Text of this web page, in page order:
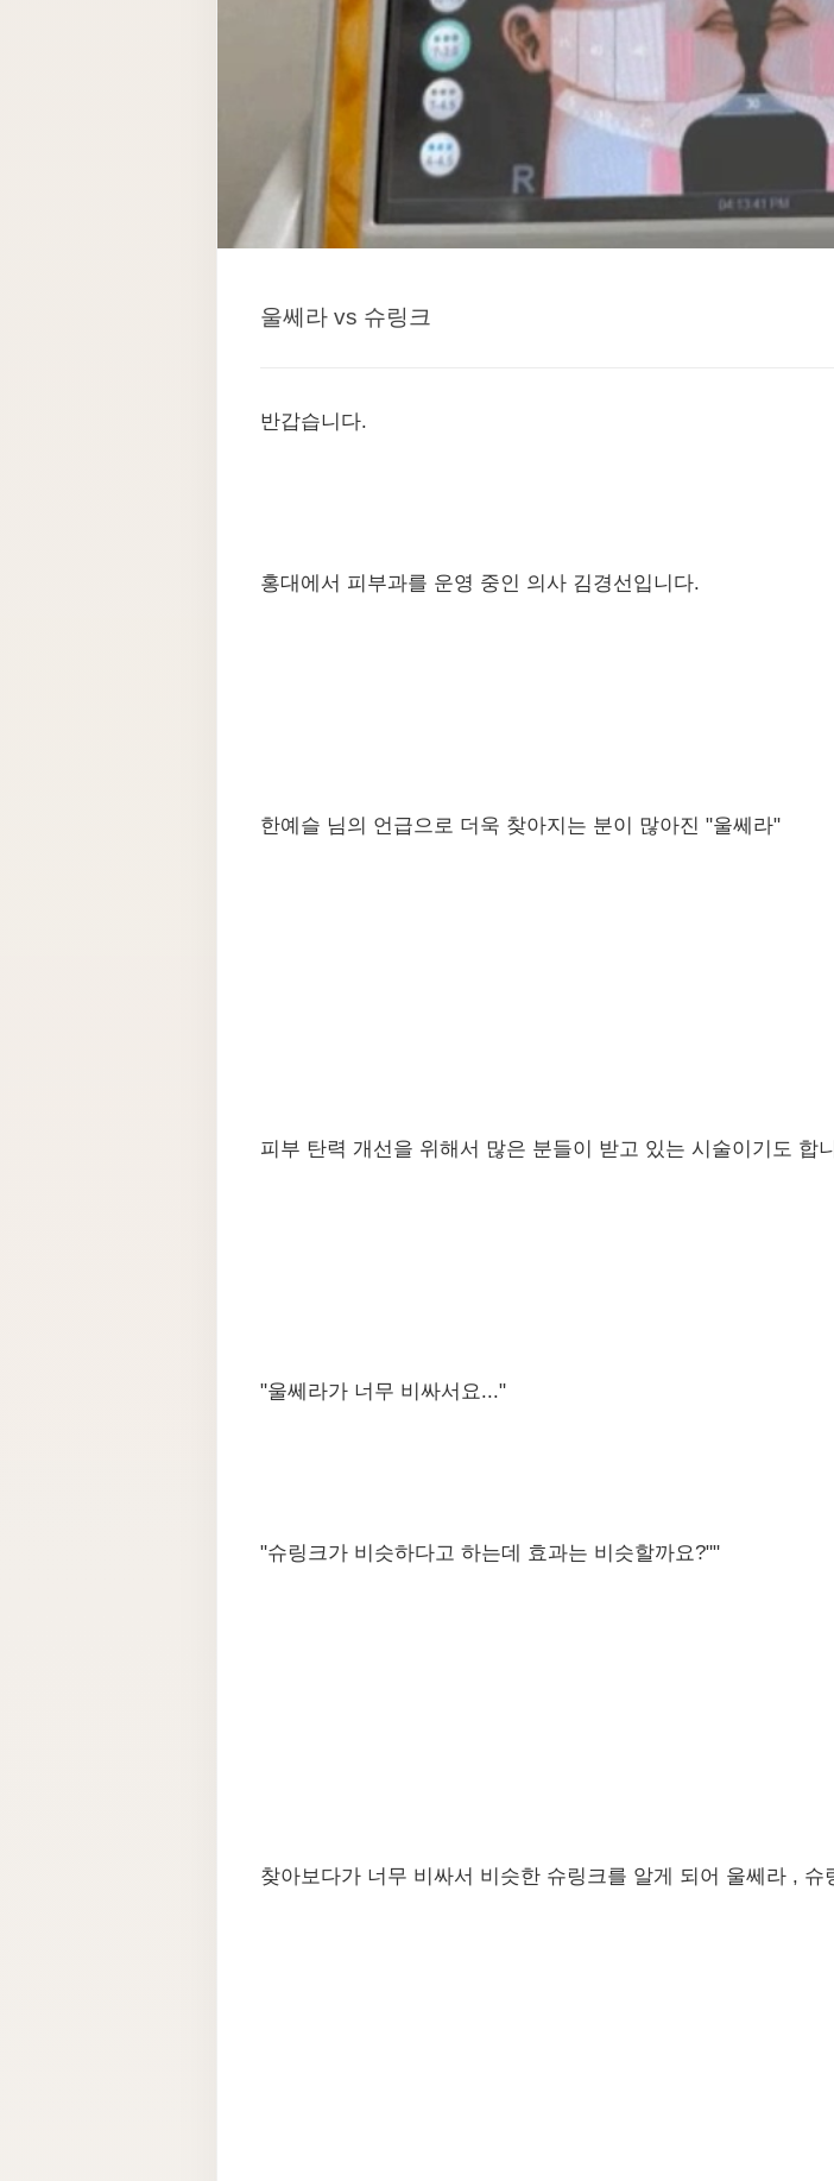
울쎄라 vs 슈링크
반갑습니다.
홍대에서 피부과를 운영 중인 의사 김경선입니다.
한예슬 님의 언급으로 더욱 찾아지는 분이 많아진 "울쎄라"
피부 탄력 개선을 위해서 많은 분들이 받고 있는 시술이기도 합
"울쎄라가 너무 비싸서요..."
"슈링크가 비슷하다고 하는데 효과는 비슷할까요?""
찾아보다가 너무 비싸서 비슷한 슈링크를 알게 되어 울쎄라 ,